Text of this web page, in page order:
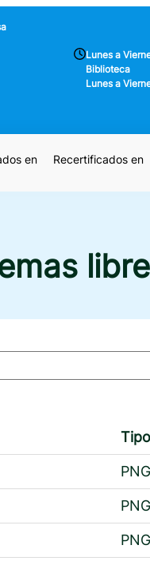
Lunes a
Biblioteca
Lunes a
en Recertificados en
Tipo
PNG
PNG
PNG